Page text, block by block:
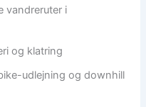
vandreruter i
og klatring
udlejning og downhill